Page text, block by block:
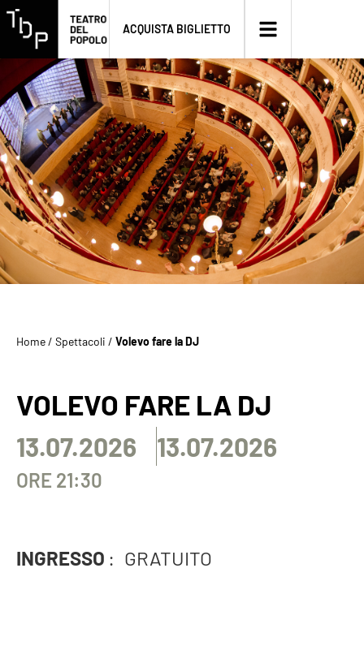
ACQUISTA BIGLIETTO
Home/ Spettacoli / Volevo fare la DJ
VOLEVO FARE LA DJ
13.07.2026 13.07.2026
ORE 21:30
INGRESSO : GRATUITO